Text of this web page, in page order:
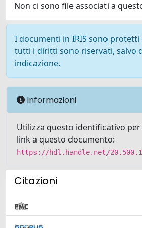
Non ci sono file associati a
I documenti in IRIS sono
tutti i diritti sono riservati, salvo
indicazione.
Informazioni
Utilizza questo identificativo
link a questo documento:
https://hdl.handle.net/
Citazioni